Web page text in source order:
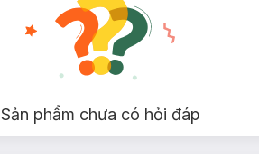
Sản phẩm chưa có hỏi đáp